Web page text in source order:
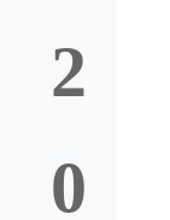
2
0